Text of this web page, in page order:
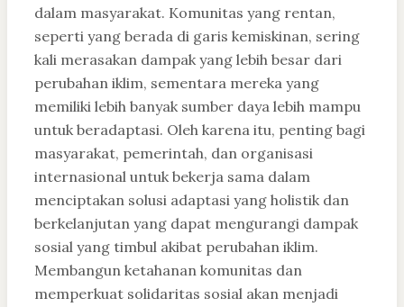
dalam masyarakat. Komunitas yang rentan,
seperti yang berada di garis kemiskinan, sering
kali merasakan dampak yang lebih besar dari
perubahan iklim, sementara mereka yang
memiliki lebih banyak sumber daya lebih mampu
untuk beradaptasi. Oleh karena itu, penting bagi
masyarakat, pemerintah, dan organisasi
internasional untuk bekerja sama dalam
menciptakan solusi adaptasi yang holistik dan
berkelanjutan yang dapat mengurangi dampak
sosial yang timbul akibat perubahan iklim.
Membangun ketahanan komunitas dan
memperkuat solidaritas sosial akan menjadi